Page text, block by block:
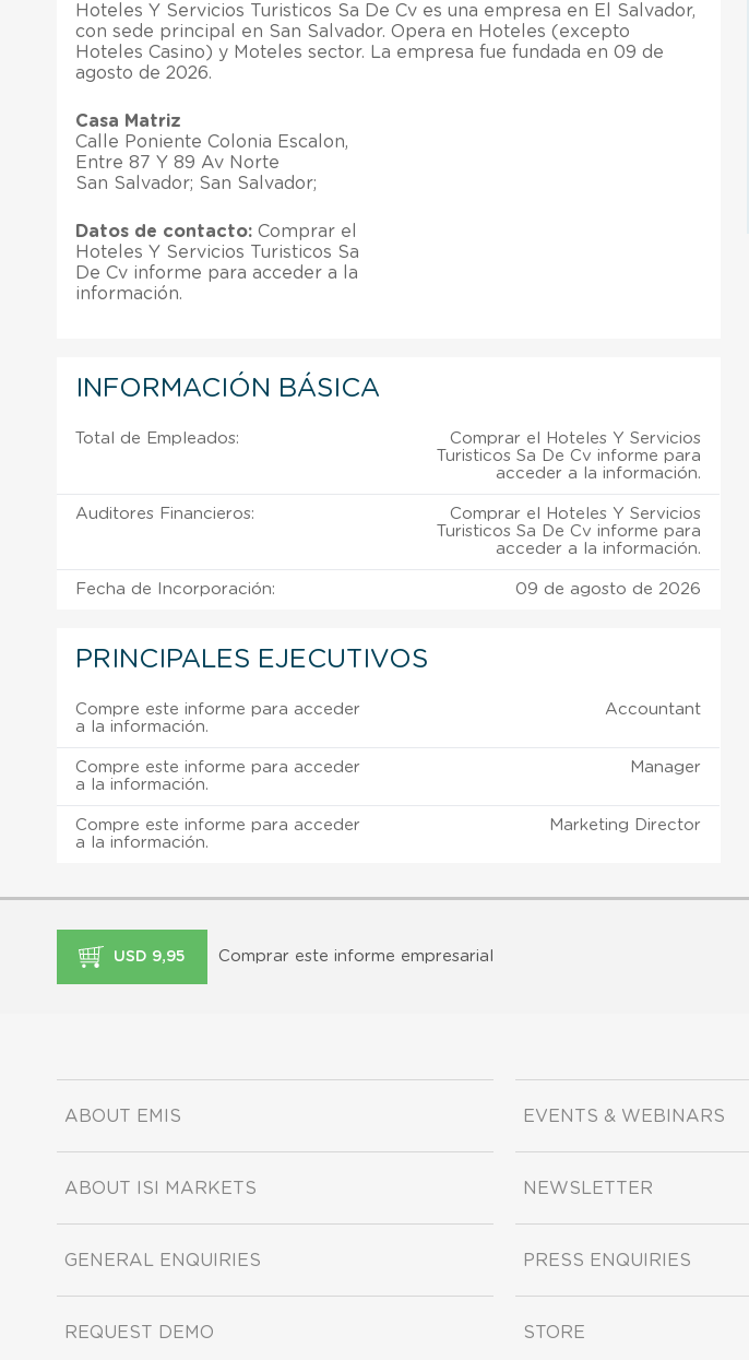
Hoteles Y Servicios Turisticos Sa De Cv es una empresa en El Salvador,
con sede principal en San Salvador. Opera en Hoteles (excepto
Hoteles Casino) y Moteles sector. La empresa fue fundada en 09 de
agosto de 2026.
Casa Matriz
Calle Poniente Colonia Escalon,
Entre 87 Y 89 Av Norte
San Salvador; San Salvador;
Datos de contacto: Comprar el
Hoteles Y Servicios Turisticos Sa
De Cv informe para acceder a la
información.
INFORMACIÓN BÁSICA
Total de Empleados:
Comprar el Hoteles Y Servicios
Turisticos Sa De Cv informe para
acceder a la información.
Auditores Financieros:
Comprar el Hoteles Y Servicios
Turisticos Sa De Cv informe para
acceder a la información.
Fecha de Incorporación: 09 de agosto de 2026
PRINCIPALES EJECUTIVOS
Compre este informe para acceder
a la información.
Accountant
Compre este informe para acceder
a la información.
Manager
Compre este informe para acceder
a la información.
Marketing Director
USD 9,95 Comprar este informe empresarial
ABOUT EMIS
ABOUT ISI MARKETS
GENERAL ENQUIRIES
REQUEST DEMO
EVENTS & WEBINARS
NEWSLETTER
PRESS ENQUIRIES
STORE